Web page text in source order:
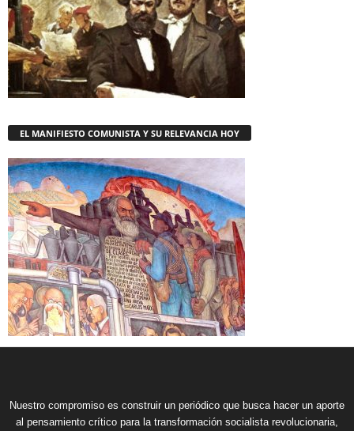
EL MANIFIESTO COMUNISTA Y SU RELEVANCIA HOY
Nuestro compromiso es construir un periódico que busca hacer un aporte
al pensamiento crítico para la transformación socialista revolucionaria,